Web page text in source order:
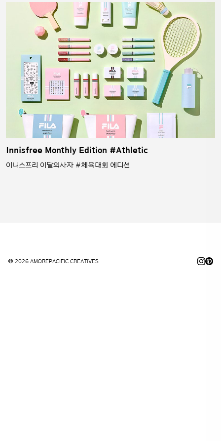
Innisfree Monthly Edition #Athletic
이니스프리 이달의사자 #체육대회 에디션
© 2026 AMOREPACIFIC CREATIVES